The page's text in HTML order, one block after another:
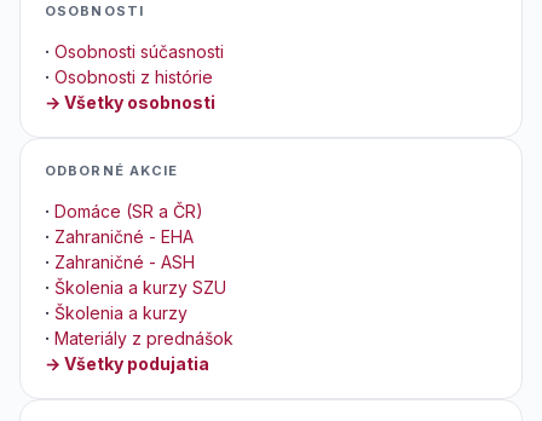
OSOBNOSTI
· Osobnosti súčasnosti
· Osobnosti z histórie
→ Všetky osobnosti
ODBORNÉ AKCIE
· Domáce (SR a ČR)
· Zahraničné - EHA
· Zahraničné - ASH
· Školenia a kurzy SZU
· Školenia a kurzy
· Materiály z prednášok
→ Všetky podujatia